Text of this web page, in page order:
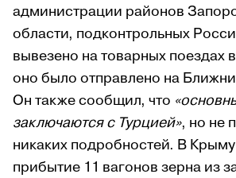
администрации районов
области, подконтрольных
вывезено на товарных поездах
оно было отправлено на
Он также сообщил, что
заключаются с Турцией», но не
никаких подробностей. В
прибытие 11 вагонов зерна из